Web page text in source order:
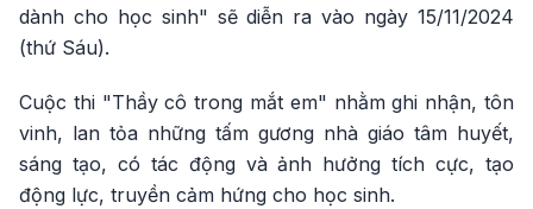
dành cho học sinh" sẽ diễn ra vào ngày 15/11/2024
(thứ Sáu).
Cuộc thi "Thầy cô trong mắt em" nhằm ghi nhận, tôn
vinh, lan tỏa những tấm gương nhà giáo tâm huyết,
sáng tạo, có tác động và ảnh hưởng tích cực, tạo
động lực, truyền cảm hứng cho học sinh.